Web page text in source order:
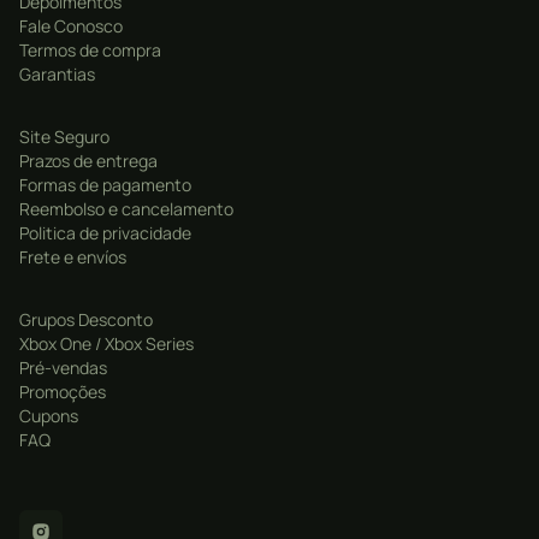
Enfrente outros jogadores pela sobrevivência: vários
modos intensos Jogador vs. Jogador vs. Zumbis
complementam as campanhas cooperativas.
Torne-se mais forte: desbloqueie melhorias poderosas
de armas e classes de personagem de nível 16 para
enfrentar desafios maiores.
Fale Conosco
Termos de compra
Garantias
Site Seguro
Prazos de entrega
Formas de pagamento
Reembolso e cancelamento
Politica de privacidade
Frete e envíos
Grupos Desconto
Xbox One / Xbox Series
Pré-vendas
Promoções
Cupons
FAQ